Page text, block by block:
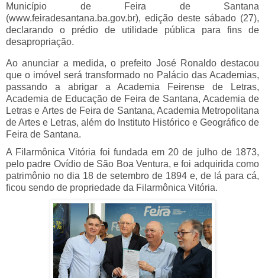
Município de Feira de Santana
(www.feiradesantana.ba.gov.br), edição deste sábado (27),
declarando o prédio de utilidade pública para fins de
desapropriação.
Ao anunciar a medida, o prefeito José Ronaldo destacou
que o imóvel será transformado no Palácio das Academias,
passando a abrigar a Academia Feirense de Letras,
Academia de Educação de Feira de Santana, Academia de
Letras e Artes de Feira de Santana, Academia Metropolitana
de Artes e Letras, além do Instituto Histórico e Geográfico de
Feira de Santana.
A Filarmônica Vitória foi fundada em 20 de julho de 1873,
pelo padre Ovídio de São Boa Ventura, e foi adquirida como
patrimônio no dia 18 de setembro de 1894 e, de lá para cá,
ficou sendo de propriedade da Filarmônica Vitória.